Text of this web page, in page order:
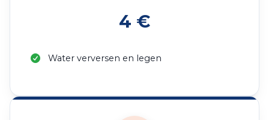
4 €
Water verversen en legen